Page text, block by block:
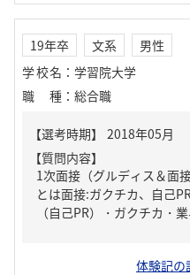
19年卒 文系
男性
学校名 ： 学習院大学
職種 ： 総合職
【質問内容】
1次面接（グルディス＆面
とは面接:ガクチカ、自己
（自己PR）・ガクチカ・
体験記の